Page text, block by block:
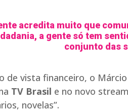
acredita muito que
a gente só tem
conjunto das
de vista financeiro, o
TV Brasil e no novo
novelas”.